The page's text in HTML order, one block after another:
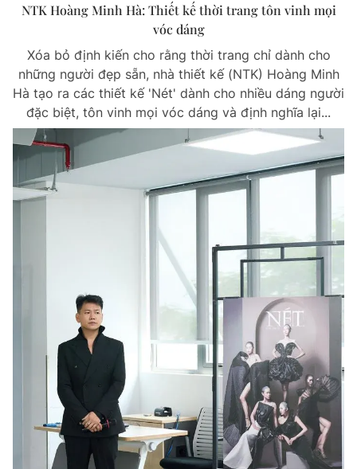
NTK Hoàng Minh Hà: Thiết kế thời trang tôn vinh mọi
vóc dáng
Xóa bỏ định kiến cho rằng thời trang chỉ dành cho
những người đẹp sẵn, nhà thiết kế (NTK) Hoàng Minh
Hà tạo ra các thiết kế 'Nét' dành cho nhiều dáng người
đặc biệt, tôn vinh mọi vóc dáng và định nghĩa lại...